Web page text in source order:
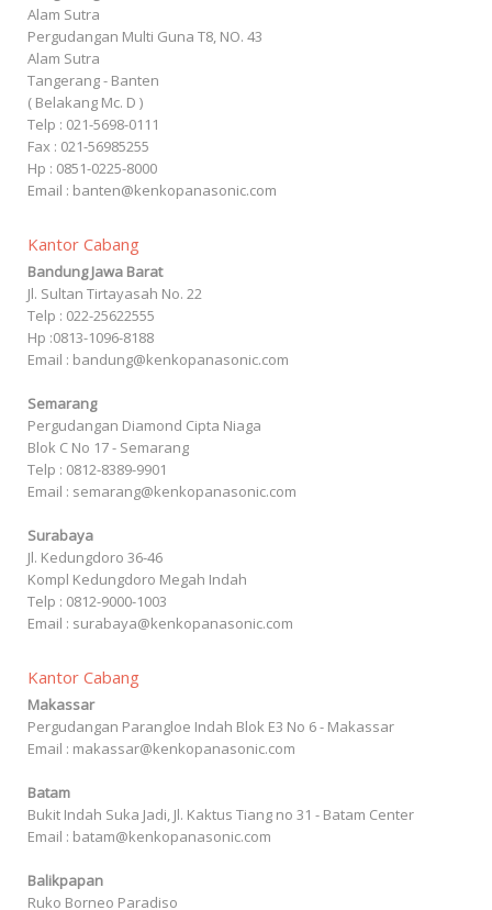
Alam Sutra
Pergudangan Multi Guna T8, NO. 43
Alam Sutra
Tangerang - Banten
‎( Belakang Mc. D )
Telp : 021-5698-0111
Fax : 021-56985255
Hp : 0851-0225-8000
Email : banten@kenkopanasonic.com
Kantor Cabang
Bandung Jawa Barat
Jl. Sultan Tirtayasah‎ No. 22
Telp : 022-25622555
Hp :0813-1096-8188
Email : bandung@kenkopanasonic.com
Semarang
Pergudangan Diamond Cipta Niaga
Blok C No 17 - Semarang
Telp : 0812-8389-9901
Email : semarang@kenkopanasonic.com
Surabaya
Jl. Kedungdoro 36-46
Kompl Kedungdoro Megah Indah
Telp : 0812-9000-1003
Email : surabaya@kenkopanasonic.com
Kantor Cabang
Makassar
Pergudangan Parangloe Indah Blok E3 No 6 - Makassar
Email : makassar@kenkopanasonic.com
Batam
Bukit Indah Suka Jadi, Jl. Kaktus Tiang no 31 - Batam Center
Email : batam@kenkopanasonic.com
Balikpapan
Ruko Borneo Paradiso